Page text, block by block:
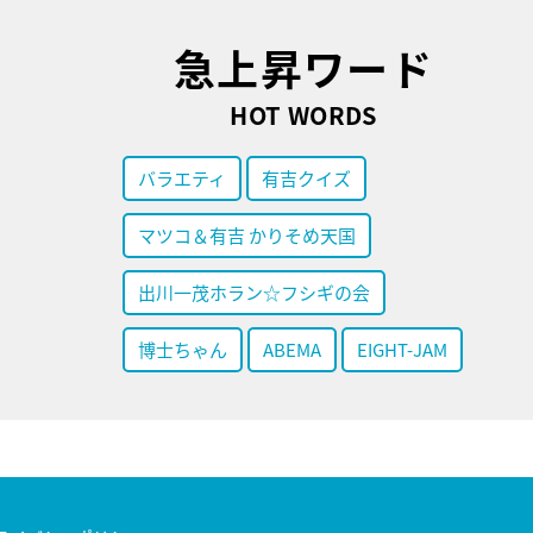
急上昇ワード
HOT WORDS
バラエティ 有吉クイズ
マツコ＆有吉 かりそめ天国
出川一茂ホラン☆フシギの会
博士ちゃん ABEMA EIGHT-JAM